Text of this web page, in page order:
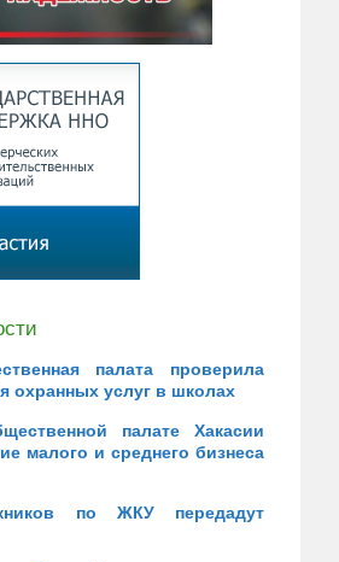
палата проверила
охранных услуг в школах
палате Хакасии
малого и среднего бизнеса
по ЖКУ передадут